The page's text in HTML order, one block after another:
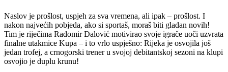
Naslov je prošlost, uspjeh za sva vremena, ali ipak – prošlost. I
nakon najvećih pobjeda, ako si sportaš, moraš biti gladan novih!
Tim je riječima Radomir Đalović motivirao svoje igrače uoči uzvrata
finalne utakmice Kupa – i to vrlo uspješno: Rijeka je osvojila još
jedan trofej, a crnogorski trener u svojoj debitantskoj sezoni na klupi
osvojio je duplu krunu!